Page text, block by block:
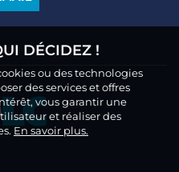
DÉCIDEZ !
ou des technologies
des services et offres
vous garantir une
et réaliser des
En savoir plus.